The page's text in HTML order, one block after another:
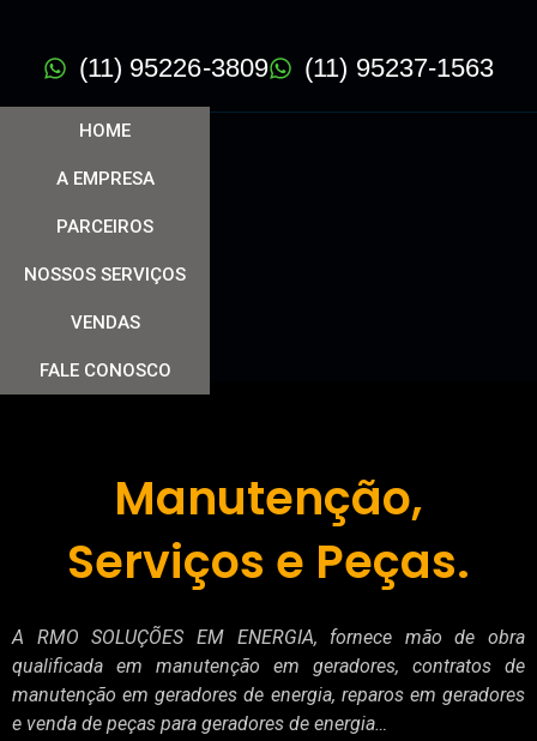
(11) 95226-3809 (11) 95237-1563
HOME
A EMPRESA
PARCEIROS
NOSSOS SERVIÇOS
VENDAS
FALE CONOSCO
Manutenção,
Serviços e Peças.
A RMO SOLUÇÕES EM ENERGIA, fornece mão de obra
qualificada em manutenção em geradores, contratos de
manutenção em geradores de energia, reparos em geradores
e venda de peças para geradores de energia…